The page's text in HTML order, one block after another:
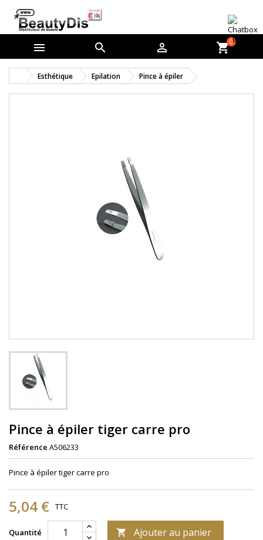
   shopping_cart0
Esthétique Epilation Pince à épiler
Pince à épiler tiger carre pro
Référence A506233
Pince à épiler tiger carre pro
5,04 € TTC
Quantité  Ajouter au panier